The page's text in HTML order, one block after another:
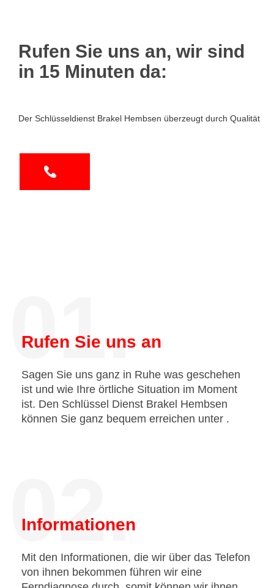
Rufen Sie uns an, wir sind
in 15 Minuten da:
Der Schlüsseldienst Brakel Hembsen überzeugt durch Qualität
01.
Rufen Sie uns an
Sagen Sie uns ganz in Ruhe was geschehen
ist und wie Ihre örtliche Situation im Moment
ist. Den Schlüssel Dienst Brakel Hembsen
können Sie ganz bequem erreichen unter .
02.
Informationen
Mit den Informationen, die wir über das Telefon
von ihnen bekommen führen wir eine